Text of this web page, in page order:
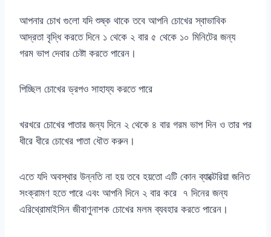
আপনার চোখ গুলো যদি শুষ্ক থাকে তবে আপনি চোখের স্বাভাবিক
আদ্রতা বৃদ্ধি করতে দিনে ১ থেকে ২ বার ৫ থেকে ১০ মিনিটের জন্য
গরম ভাপ দেবার চেষ্টা করতে পারেন।
পিচ্ছিল চোখের ড্রপও সাহায্য করতে পারে
খরখরে চোখের পাতার জন্য দিনে ২ থেকে ৪ বার গরম ভাপ দিন ও তার পর
ধীরে ধীরে চোখের পাতা ধৌত করুন।
এতে যদি অবস্থার উন্নতি না হয় তবে হয়তো এটি কোন ব্যাক্টেরিয়া জনিত
সংক্রামণ হতে পারে এবং আপনি দিনে ২ বার করে ৭ দিনের জন্য
এরিথ্রোমাইসিন জীবাণুনাশক চোখের মলম ব্যবহার করতে পারেন।